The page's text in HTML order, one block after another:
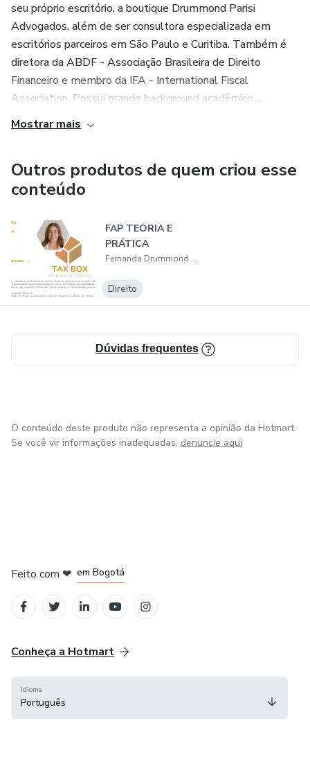
seu próprio escritório, a boutique Drummond Parisi
Advogados, além de ser consultora especializada em
escritórios parceiros em São Paulo e Curitiba. Também é
diretora da ABDF - Associação Brasileira de Direito
Financeiro e membro da IFA - International Fiscal
Association. Possui grande background acadêmico,...
Mostrar mais
Outros produtos de quem criou esse
conteúdo
FAP TEORIA E
PRÁTICA
Fernanda Drummond Parisi
Direito
Dúvidas frequentes
O conteúdo deste produto não representa a opinião da Hotmart.
Se você vir informações inadequadas, denuncie aqui
Feito com ❤ em Bogotá
Conheça a Hotmart
Idioma
Português